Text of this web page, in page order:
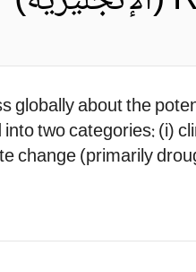
globally about the
two categories: (i)
change (primarily